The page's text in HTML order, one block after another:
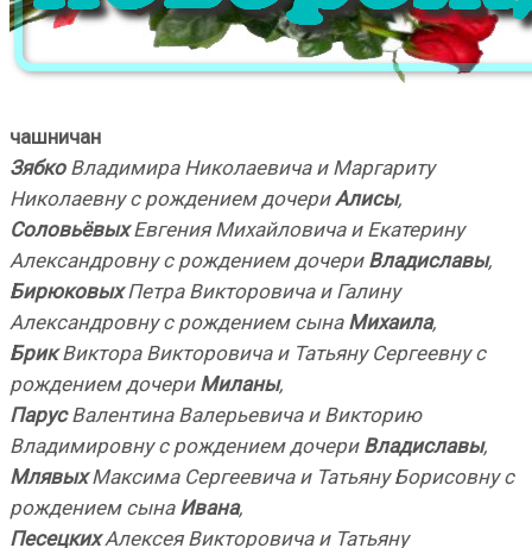
чашничан
ЗябкоВладимира Николаевича и Маргариту
Николаевну с рождением дочериАлисы,
СоловьёвыхЕвгения Михайловича и Екатерину
Александровну с рождением дочери Владиславы,
БирюковыхПетра Викторовича и Галину
Александровну с рождением сына Михаила,
БрикВиктора Викторовича и Татьяну Сергеевну с
рождением дочери Миланы,
ПарусВалентина Валерьевича и Викторию
Владимировну с рождением дочери Владиславы,
МлявыхМаксима Сергеевича и Татьяну Борисовну с
рождением сына Ивана,
ПесецкихАлексея Викторовича и Татьяну